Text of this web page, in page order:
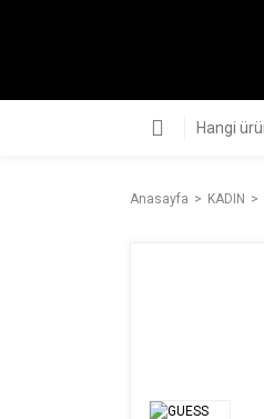
Anasayfa KADIN